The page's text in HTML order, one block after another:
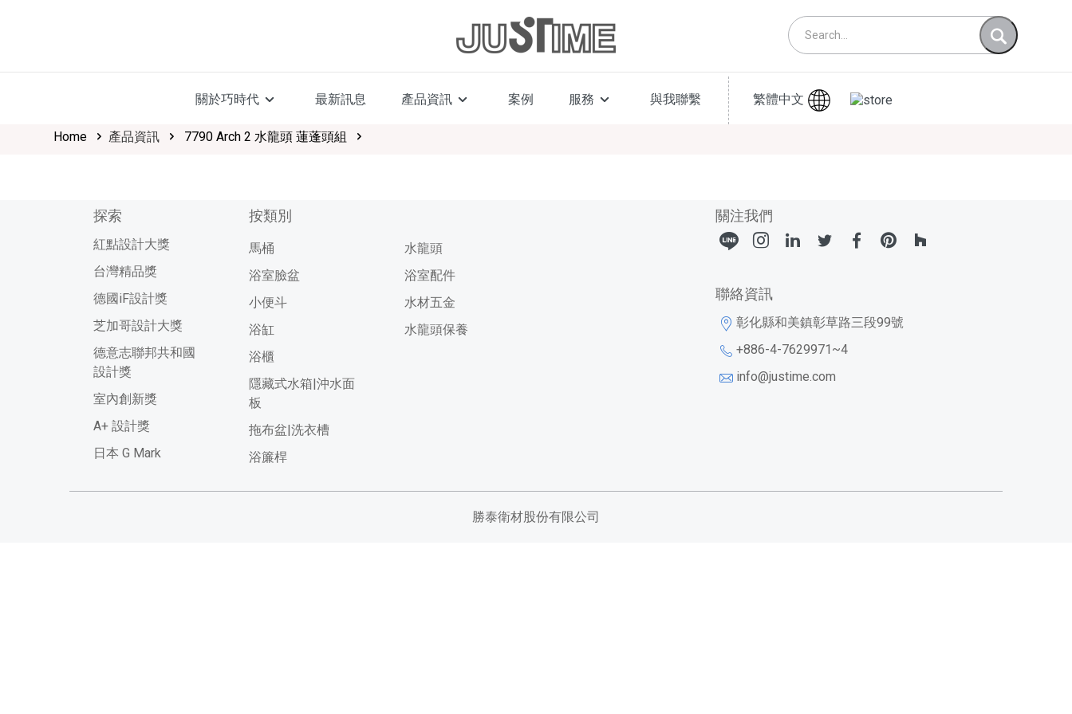
關於巧時代 最新訊息 產品資訊 案例 服務 與我聯繫 繁體中文
Home 產品資訊 7790 Arch 2 水龍頭 蓮蓬頭組
探索
紅點設計大獎
台灣精品獎
德國iF設計獎
芝加哥設計大獎
德意志聯邦共和國
設計獎
室內創新獎
A+ 設計獎
日本 G Mark
按類別
馬桶
浴室臉盆
小便斗
浴缸
浴櫃
隱藏式水箱|沖水面
板
拖布盆|洗衣槽
浴簾桿
水龍頭
浴室配件
水材五金
水龍頭保養
關注我們
聯絡資訊
彰化縣和美鎮彰草路三段99號
+886-4-7629971~4
info@justime.com
勝泰衛材股份有限公司